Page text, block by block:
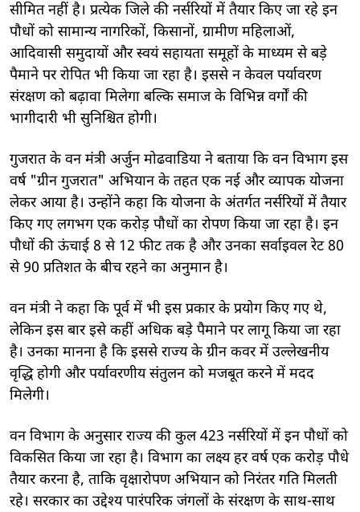
सीमित नहीं है। प्रत्येक जिले की नर्सरियों में तैयार किए जा रहे इन
पौधों को सामान्य नागरिकों, किसानों, ग्रामीण महिलाओं,
आदिवासी समुदायों और स्वयं सहायता समूहों के माध्यम से बड़े
पैमाने पर रोपित भी किया जा रहा है। इससे न केवल पर्यावरण
संरक्षण को बढ़ावा मिलेगा बल्कि समाज के विभिन्न वर्गों की
भागीदारी भी सुनिश्चित होगी।
गुजरात के वन मंत्री अर्जुन मोढवाडिया ने बताया कि वन विभाग इस
वर्ष "ग्रीन गुजरात" अभियान के तहत एक नई और व्यापक योजना
लेकर आया है। उन्होंने कहा कि योजना के अंतर्गत नर्सरियों में तैयार
किए गए लगभग एक करोड़ पौधों का रोपण किया जा रहा है। इन
पौधों की ऊंचाई 8 से 12 फीट तक है और उनका सर्वाइवल रेट 80
से 90 प्रतिशत के बीच रहने का अनुमान है।
वन मंत्री ने कहा कि पूर्व में भी इस प्रकार के प्रयोग किए गए थे,
लेकिन इस बार इसे कहीं अधिक बड़े पैमाने पर लागू किया जा रहा
है। उनका मानना है कि इससे राज्य के ग्रीन कवर में उल्लेखनीय
वृद्धि होगी और पर्यावरणीय संतुलन को मजबूत करने में मदद
मिलेगी।
वन विभाग के अनुसार राज्य की कुल 423 नर्सरियों में इन पौधों को
विकसित किया जा रहा है। विभाग का लक्ष्य हर वर्ष एक करोड़ पौधे
तैयार करना है, ताकि वृक्षारोपण अभियान को निरंतर गति मिलती
रहे। सरकार का उद्देश्य पारंपरिक जंगलों के संरक्षण के साथ-साथ